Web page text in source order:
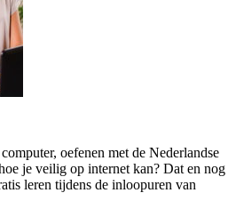
oefenen met de Nederlandse
je veilig op internet kan? Dat en nog
leren tijdens de inloopuren van